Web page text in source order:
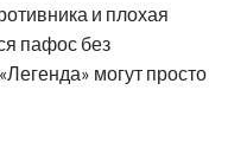
и плохая
пафос без
могут просто